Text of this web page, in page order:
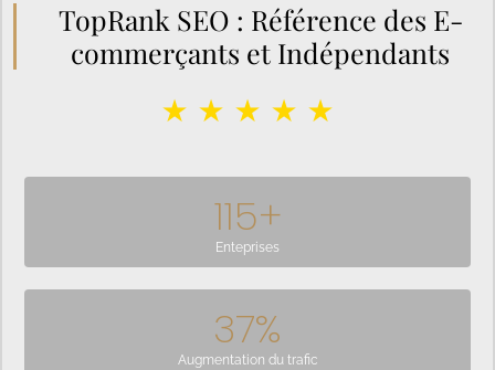
TopRank SEO : Référence des E-
commerçants et Indépendants
★ ★ ★ ★ ★
Enteprises
115+
Augmentation du trafic
37%